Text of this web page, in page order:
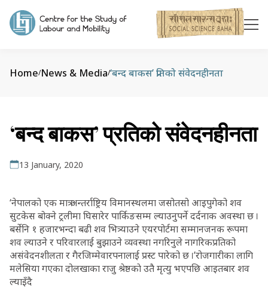
Home/News & Media/‘बन्द बाकस’ प्रतिको संवेदनहीनता
‘बन्द बाकस’ प्रतिको संवेदनहीनता
13 January, 2020
‘नेपालको एक मात्र अन्तर्राष्ट्रिय विमानस्थलमा जसोतसो आइपुगेको शव
सुटकेस बोक्ने ट्रलीमा घिसारेर पार्किङसम्म ल्याउनुपर्ने दर्दनाक अवस्था छ ।
बर्सेनि १ हजारभन्दा बढी शव भित्र्याउने एयरपोर्टमा सम्मानजनक रूपमा
शव ल्याउने र परिवारलाई बुझाउने व्यवस्था नगरिनुले नागरिकप्रतिको
असंवेदनशीलता र गैरजिम्मेवारपनालाई प्रस्ट पारेको छ ।’रोजगारीका लागि
मलेसिया गएका दोलखाका राजु श्रेष्ठकाे उतै मृत्यु भएपछि आइतबार शव
ल्याइँदै